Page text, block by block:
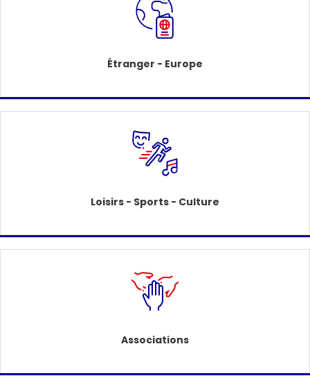
Étranger - Europe
Loisirs - Sports - Culture
Associations